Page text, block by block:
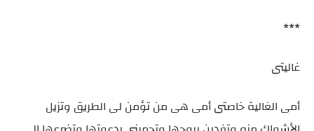
***
غاليتى
أمى الغالية خاصتى أمى هى من تؤمن لى الطريق وتزيل